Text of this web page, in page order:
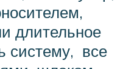
длительное
систему, все